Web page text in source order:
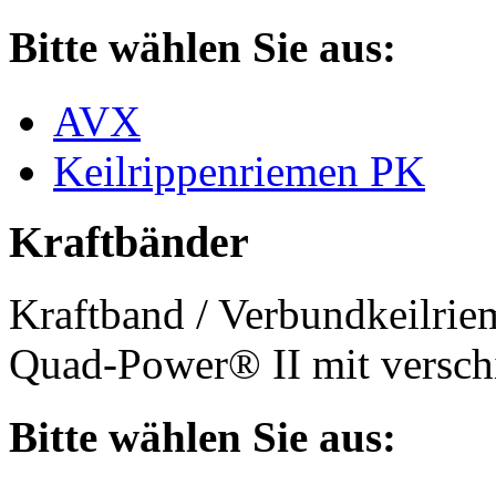
Bitte wählen Sie aus:
AVX
Keilrippenriemen PK
Kraftbänder
Kraftband /
Quad-Power® II mit
Bitte wählen Sie aus: